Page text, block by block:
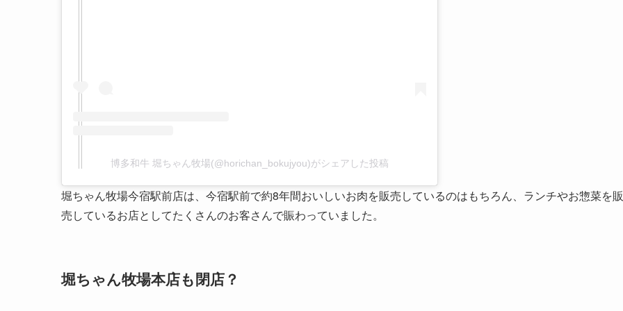
博多和牛 堀ちゃん牧場(@horichan_bokujyou)がシェアした投稿
堀ちゃん牧場今宿駅前店は、今宿駅前で約8年間おいしいお肉を販売しているのはもちろん、ランチやお惣菜を販
売しているお店としてたくさんのお客さんで賑わっていました。
堀ちゃん牧場本店も閉店？